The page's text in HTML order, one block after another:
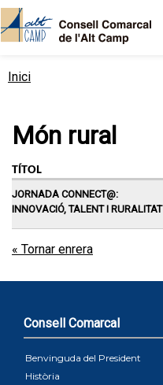
Vés al contingut
Esteu aquí
Inici
Món rural
TÍTOL
JORNADA CONNECT@:
INNOVACIÓ, TALENT I RURALITAT
« Tornar enrera
Consell Comarcal
Benvinguda del President
Història